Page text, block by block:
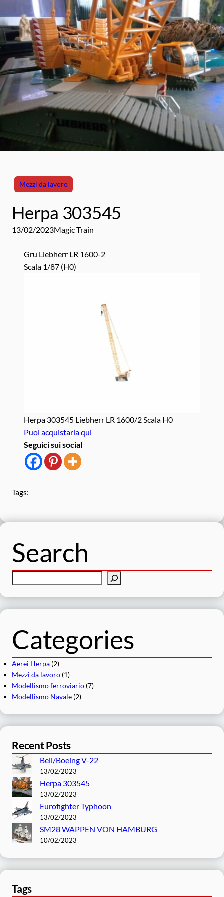
Mezzi da lavoro
Herpa 303545
13/02/2023Magic Train
Gru Liebherr LR 1600-2
Scala 1/87 (H0)
Herpa 303545 Liebherr LR 1600/2 Scala H0
Puoi acquistarla qui
Seguici sui social
Tags:
Search
Categories
Aerei Herpa (2)
Mezzi da lavoro (1)
Modellismo ferroviario (7)
Modellismo Navale (2)
Recent Posts
Bell/Boeing V-22
13/02/2023
Herpa 303545
13/02/2023
Eurofighter Typhoon
13/02/2023
SM28 WAPPEN VON HAMBURG
10/02/2023
Tags